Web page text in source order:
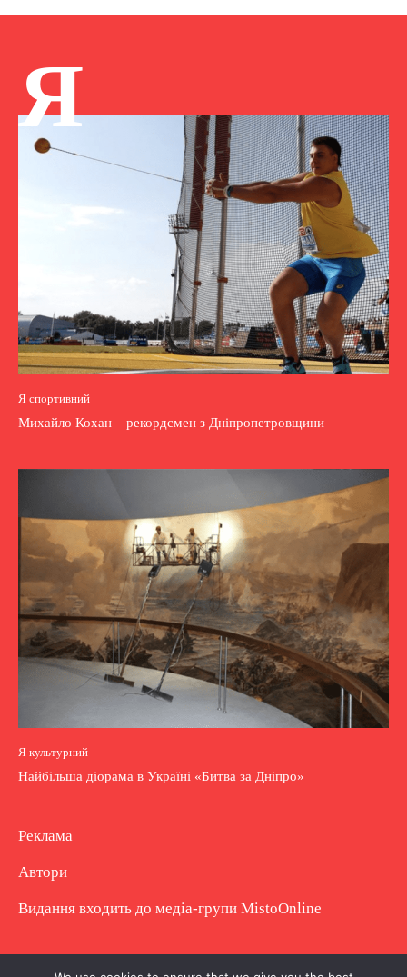
Я
Я спортивний
Михайло Кохан – рекордсмен з Дніпропетровщини
Я культурний
Найбільша діорама в Україні «Битва за Дніпро»
Реклама
Автори
Видання входить до медіа-групи MistoOnline
Copyright © Повне використання матеріалу